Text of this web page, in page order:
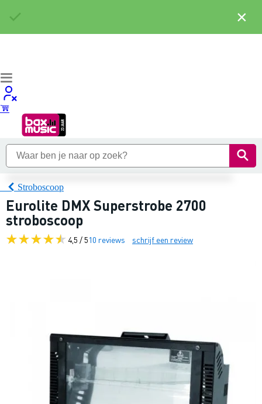
Stroboscoop
Eurolite DMX Superstrobe 2700
stroboscoop
4,5 / 510 reviews schrijf een review
×